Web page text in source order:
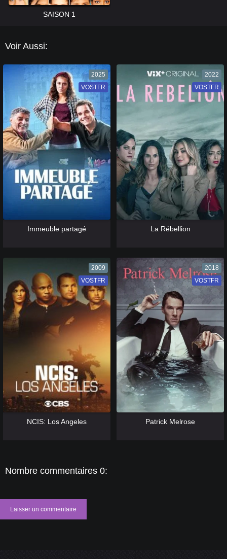
SAISON 1
Voir Aussi:
2025
VF
VOSTFR
Immeuble partagé
2022
VF
VOSTFR
La Rébellion
2009
VF
VOSTFR
NCIS: Los Angeles
2018
VF
VOSTFR
Patrick Melrose
Nombre commentaires 0:
Laisser un commentaire